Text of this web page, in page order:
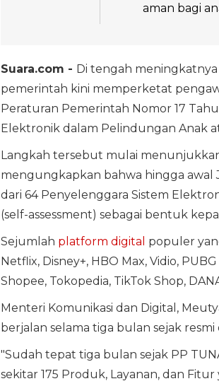
aman bagi
Suara.com - Di tengah
pemerintah kini memperketat
Peraturan Pemerintah Nomor 17
Elektronik dalam Pelindungan Anak
Langkah tersebut mulai
mengungkapkan bahwa hingga awal
dari 64 Penyelenggara Sistem
(self-assessment) sebagai bentuk
Sejumlah platform digital populer
Netflix, Disney+, HBO Max, Vidio,
Shopee, Tokopedia, TikTok Shop,
Menteri Komunikasi dan Digital,
berjalan selama tiga bulan sejak
"Sudah tepat tiga bulan sejak PP
sekitar 175 Produk, Layanan, dan